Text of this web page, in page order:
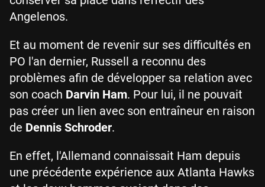
Angelenos.
Et au moment de revenir sur ses difficultés en
PO l'an dernier, Russell a reconnu des
problèmes afin de développer sa relation avec
son coach Darvin Ham. Pour lui, il ne pouvait
pas créer un lien avec son entraîneur en raison
de Dennis Schroder.
En effet, l'Allemand connaissait Ham depuis
une précédente expérience aux Atlanta Hawks